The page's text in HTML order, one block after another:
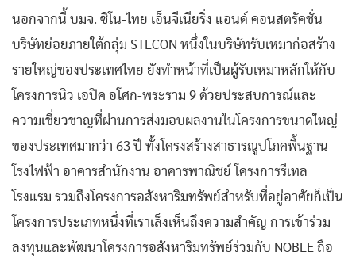
นอกจากนี้ บมจ. ซิโน-ไทย เอ็นจีเนียริ่ง แอนด์ คอนสตรัคชั่น
บริษัทย่อยภายใต้กลุ่ม STECON หนึ่งในบริษัทรับเหมาก่อสร้าง
รายใหญ่ของประเทศไทย ยังทำหน้าที่เป็นผู้รับเหมาหลักให้กับ
โครงการนิว เอปิค อโศก-พระราม 9 ด้วยประสบการณ์และ
ความเชี่ยวชาญที่ผ่านการส่งมอบผลงานในโครงการขนาดใหญ่
ของประเทศมากว่า 63 ปี ทั้งโครงสร้างสาธารณูปโภคพื้นฐาน
โรงไฟฟ้า อาคารสำนักงาน อาคารพาณิชย์ โครงการรีเทล
โรงแรม รวมถึงโครงการอสังหาริมทรัพย์สำหรับที่อยู่อาศัยก็เป็น
โครงการประเภทหนึ่งที่เราเล็งเห็นถึงความสำคัญ การเข้าร่วม
ลงทุนและพัฒนาโครงการอสังหาริมทรัพย์ร่วมกับ NOBLE ถือ